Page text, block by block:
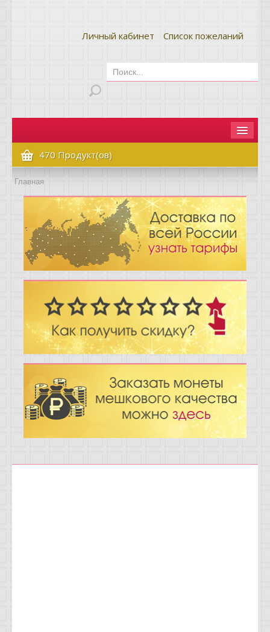
Личный кабинет Список пожеланий
Главная
Как сделать заказ
Оплата и доставка
Контакты
Вопрос-ответ
Отзывы
Новости
Статьи
470 Продукт(ов)
Главная